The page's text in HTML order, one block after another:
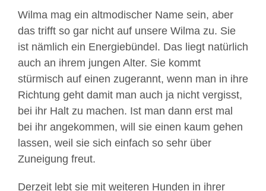
Wilma mag ein altmodischer Name sein, aber
das trifft so gar nicht auf unsere Wilma zu. Sie
ist nämlich ein Energiebündel. Das liegt natürlich
auch an ihrem jungen Alter. Sie kommt
stürmisch auf einen zugerannt, wenn man in ihre
Richtung geht damit man auch ja nicht vergisst,
bei ihr Halt zu machen. Ist man dann erst mal
bei ihr angekommen, will sie einen kaum gehen
lassen, weil sie sich einfach so sehr über
Zuneigung freut.
Derzeit lebt sie mit weiteren Hunden in ihrer